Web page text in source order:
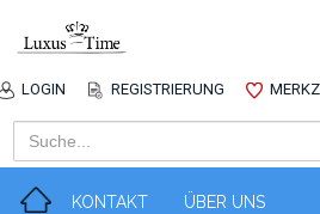
LOGIN REGISTRIERUNG
KONTAKT ÜBER UNS